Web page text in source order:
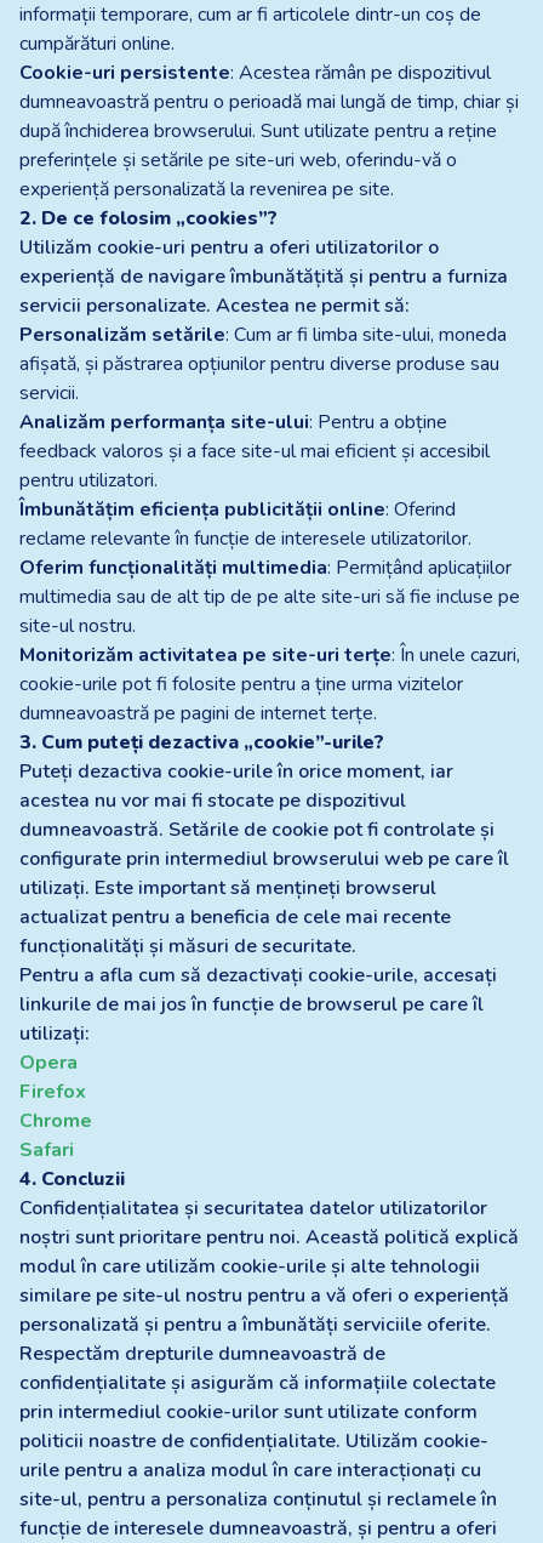
informații temporare, cum ar fi articolele dintr-un coș de
cumpărături online.
Cookie-uri persistente: Acestea rămân pe dispozitivul
dumneavoastră pentru o perioadă mai lungă de timp, chiar și
după închiderea browserului. Sunt utilizate pentru a reține
preferințele și setările pe site-uri web, oferindu-vă o
experiență personalizată la revenirea pe site.
2. De ce folosim „cookies”?
Utilizăm cookie-uri pentru a oferi utilizatorilor o
experiență de navigare îmbunătățită și pentru a furniza
servicii personalizate. Acestea ne permit să:
Personalizăm setările: Cum ar fi limba site-ului, moneda
afișată, și păstrarea opțiunilor pentru diverse produse sau
servicii.
Analizăm performanța site-ului: Pentru a obține
feedback valoros și a face site-ul mai eficient și accesibil
pentru utilizatori.
Îmbunătățim eficiența publicității online: Oferind
reclame relevante în funcție de interesele utilizatorilor.
Oferim funcționalități multimedia: Permițând aplicațiilor
multimedia sau de alt tip de pe alte site-uri să fie incluse pe
site-ul nostru.
Monitorizăm activitatea pe site-uri terțe: În unele cazuri,
cookie-urile pot fi folosite pentru a ține urma vizitelor
dumneavoastră pe pagini de internet terțe.
3. Cum puteți dezactiva „cookie”-urile?
Puteți dezactiva cookie-urile în orice moment, iar
acestea nu vor mai fi stocate pe dispozitivul
dumneavoastră. Setările de cookie pot fi controlate și
configurate prin intermediul browserului web pe care îl
utilizați. Este important să mențineți browserul
actualizat pentru a beneficia de cele mai recente
funcționalități și măsuri de securitate.
Pentru a afla cum să dezactivați cookie-urile, accesați
linkurile de mai jos în funcție de browserul pe care îl
utilizați:
Opera
Firefox
Chrome
Safari
4. Concluzii
Confidențialitatea și securitatea datelor utilizatorilor
noștri sunt prioritare pentru noi. Această politică explică
modul în care utilizăm cookie-urile și alte tehnologii
similare pe site-ul nostru pentru a vă oferi o experiență
personalizată și pentru a îmbunătăți serviciile oferite.
Respectăm drepturile dumneavoastră de
confidențialitate și asigurăm că informațiile colectate
prin intermediul cookie-urilor sunt utilizate conform
politicii noastre de confidențialitate. Utilizăm cookie-
urile pentru a analiza modul în care interacționați cu
site-ul, pentru a personaliza conținutul și reclamele în
funcție de interesele dumneavoastră, și pentru a oferi